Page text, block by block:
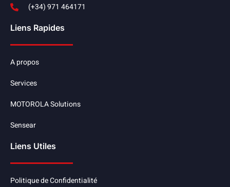
(+34) 971 464171
Liens Rapides
A propos
Services
MOTOROLA Solutions
Sensear
Liens Utiles
Politique de Confidentialité